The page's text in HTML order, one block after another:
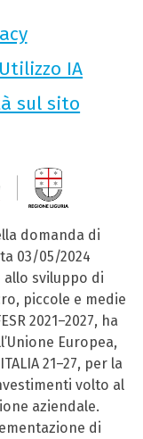
Utilizzo IA
sul sito
domanda di
03/05/2024
allo sviluppo di
piccole e medie
2021–2027, ha
Europea,
21–27, per la
volto al
aziendale.
di